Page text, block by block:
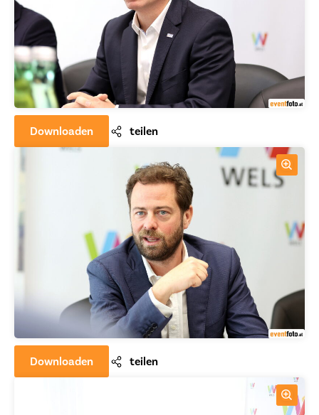
Downloaden teilen
Downloaden teilen